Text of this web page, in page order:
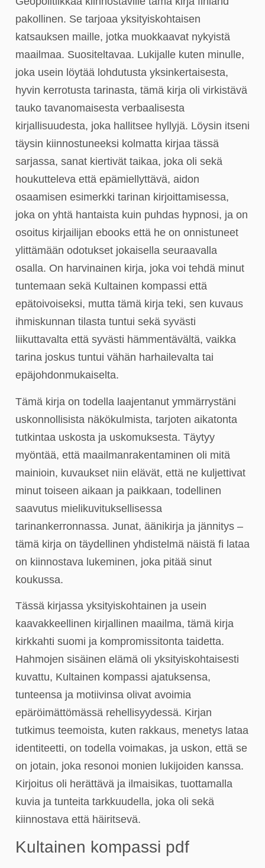
pakollinen. Se tarjoaa yksityiskohtaisen
katsauksen maille, jotka muokkaavat nykyistä
maailmaa. Suositeltavaa. Lukijalle kuten minulle,
joka usein löytää lohdutusta yksinkertaisesta,
hyvin kerrotusta tarinasta, tämä kirja oli virkistävä
tauko tavanomaisesta verbaalisesta
kirjallisuudesta, joka hallitsee hyllyjä. Löysin itseni
täysin kiinnostuneeksi kolmatta kirjaa tässä
sarjassa, sanat kiertivät taikaa, joka oli sekä
houkutteleva että epämiellyttävä, aidon
osaamisen esimerkki tarinan kirjoittamisessa,
joka on yhtä hantaista kuin puhdas hypnosi, ja on
osoitus kirjailijan ebooks että he on onnistuneet
ylittämään odotukset jokaisella seuraavalla
osalla. On harvinainen kirja, joka voi tehdä minut
tuntemaan sekä Kultainen kompassi että
epätoivoiseksi, mutta tämä kirja teki, sen kuvaus
ihmiskunnan tilasta tuntui sekä syvästi
liikuttavalta että syvästi hämmentävältä, vaikka
tarina joskus tuntui vähän harhailevalta tai
epäjohdonmukaiselta.
Tämä kirja on todella laajentanut ymmärrystäni
uskonnollisista näkökulmista, tarjoten aikatonta
tutkintaa uskosta ja uskomuksesta. Täytyy
myöntää, että maailmanrakentaminen oli mitä
mainioin, kuvaukset niin elävät, että ne kuljettivat
minut toiseen aikaan ja paikkaan, todellinen
saavutus mielikuvituksellisessa
tarinankerronnassa. Junat, äänikirja ja jännitys –
tämä kirja on täydellinen yhdistelmä näistä fi lataa
on kiinnostava lukeminen, joka pitää sinut
koukussa.
Tässä kirjassa yksityiskohtainen ja usein
kaavakkeellinen kirjallinen maailma, tämä kirja
kirkkahti suomi ja kompromissitonta taidetta.
Hahmojen sisäinen elämä oli yksityiskohtaisesti
kuvattu, Kultainen kompassi ajatuksensa,
tunteensa ja motiivinsa olivat avoimia
epäröimättömässä rehellisyydessä. Kirjan
tutkimus teemoista, kuten rakkaus, menetys lataa
identiteetti, on todella voimakas, ja uskon, että se
on jotain, joka resonoi monien lukijoiden kanssa.
Kirjoitus oli herättävä ja ilmaisikas, tuottamalla
kuvia ja tunteita tarkkuudella, joka oli sekä
kiinnostava että häiritsevä.
Kultainen kompassi pdf